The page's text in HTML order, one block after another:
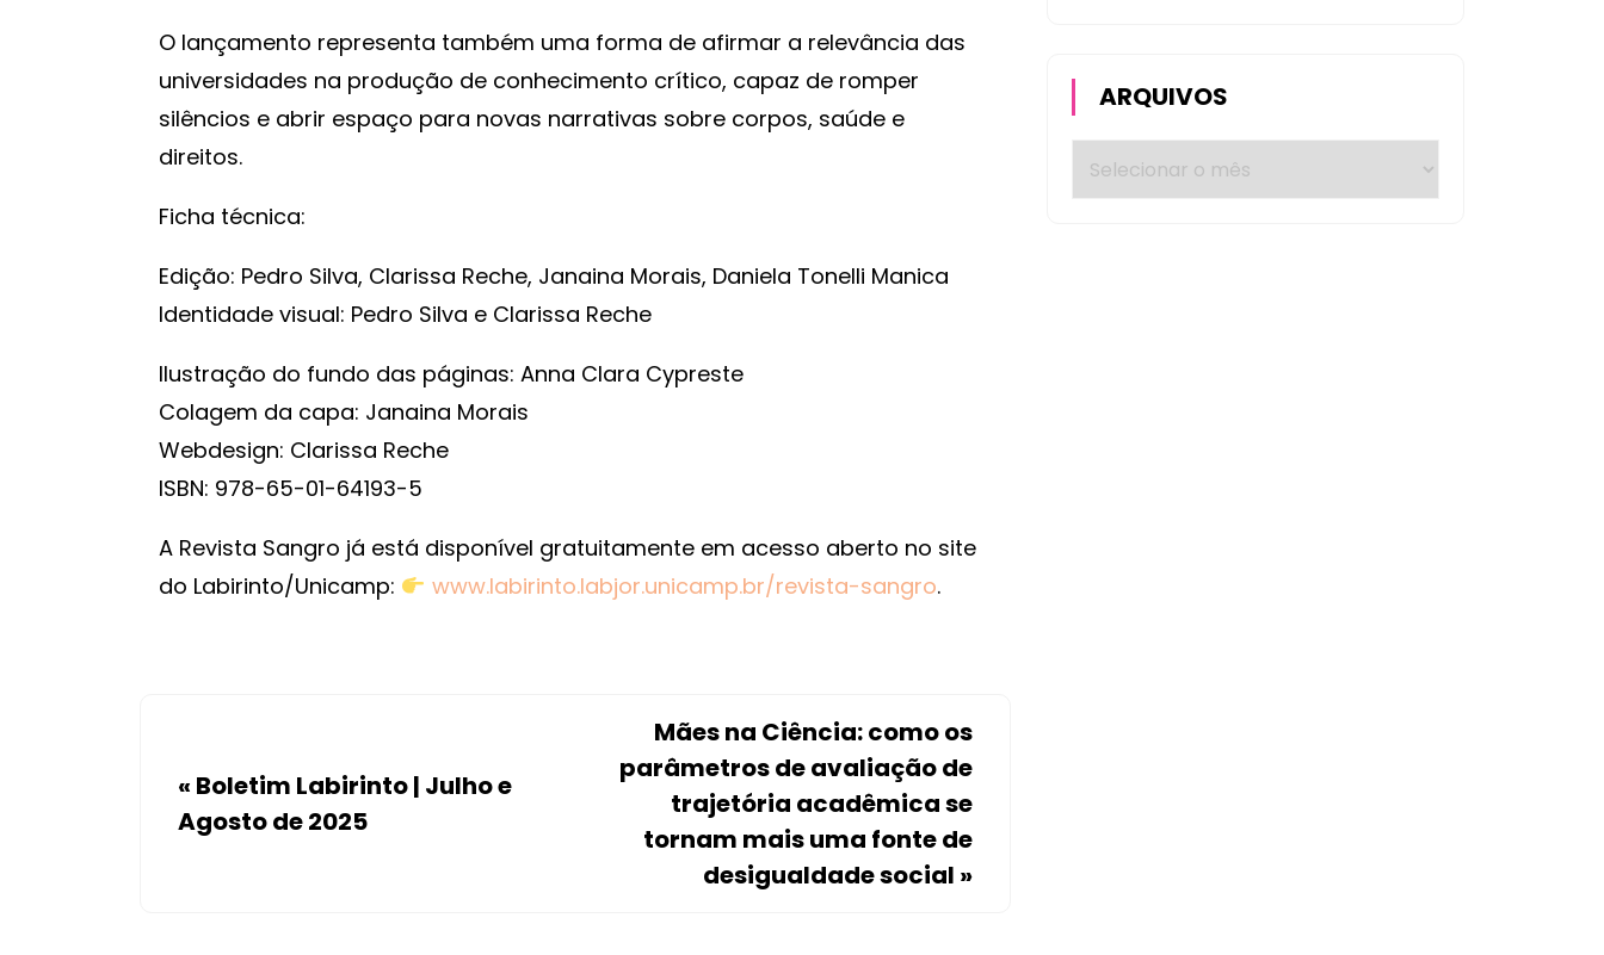
O lançamento representa também uma forma de afirmar a relevância das
universidades na produção de conhecimento crítico, capaz de romper
silêncios e abrir espaço para novas narrativas sobre corpos, saúde e
direitos.
Ficha técnica:
Edição: Pedro Silva, Clarissa Reche, Janaina Morais, Daniela Tonelli Manica
Identidade visual: Pedro Silva e Clarissa Reche
Ilustração do fundo das páginas: Anna Clara Cypreste
Colagem da capa: Janaina Morais
Webdesign: Clarissa Reche
ISBN: 978-65-01-64193-5
A Revista Sangro já está disponível gratuitamente em acesso aberto no site
do Labirinto/Unicamp:
www.labirinto.labjor.unicamp.br/revista-sangro.
« Boletim Labirinto | Julho e
Agosto de 2025
Mães na Ciência: como os
parâmetros de avaliação de
trajetória acadêmica se
tornam mais uma fonte de
desigualdade social »
ARQUIVOS